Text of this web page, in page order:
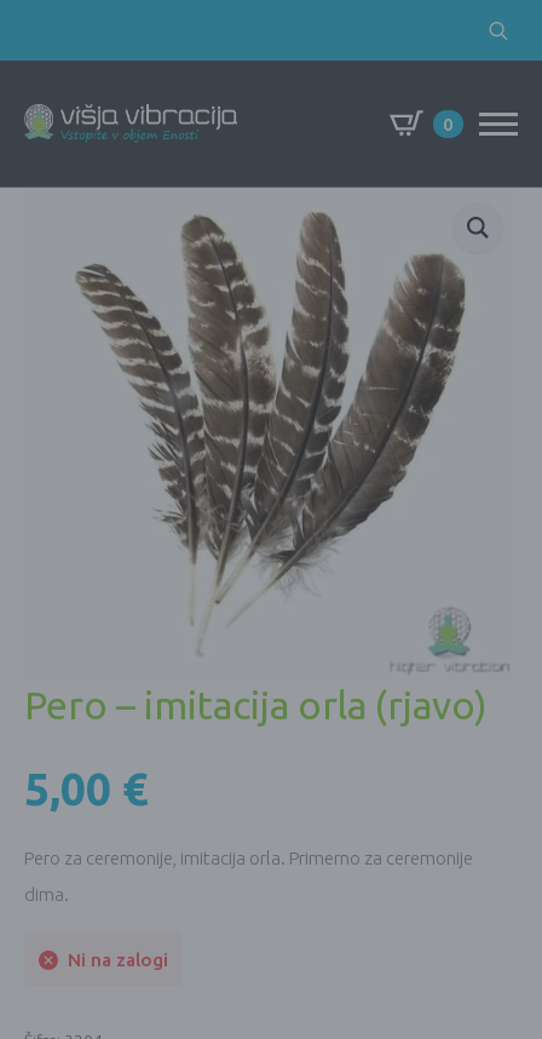
Search
0
Pero – imitacija orla (rjavo)
5,00 €
Pero za ceremonije, imitacija orla. Primerno za ceremonije
dima.
Ni na zalogi